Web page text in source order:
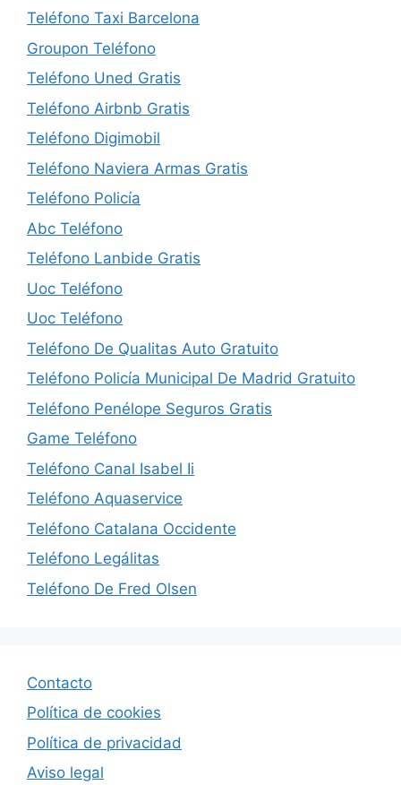
Teléfono Taxi Barcelona
Groupon Teléfono
Teléfono Uned Gratis
Teléfono Airbnb Gratis
Teléfono Digimobil
Teléfono Naviera Armas Gratis
Teléfono Policía
Abc Teléfono
Teléfono Lanbide Gratis
Uoc Teléfono
Uoc Teléfono
Teléfono De Qualitas Auto Gratuito
Teléfono Policía Municipal De Madrid Gratuito
Teléfono Penélope Seguros Gratis
Game Teléfono
Teléfono Canal Isabel Ii
Teléfono Aquaservice
Teléfono Catalana Occidente
Teléfono Legálitas
Teléfono De Fred Olsen
Contacto
Política de cookies
Política de privacidad
Aviso legal